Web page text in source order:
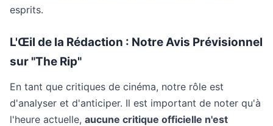
esprits.
L'Œil de la Rédaction : Notre Avis Prévisionnel
sur "The Rip"
En tant que critiques de cinéma, notre rôle est
d'analyser et d'anticiper. Il est important de noter qu'à
l'heure actuelle, aucune critique officielle n'est